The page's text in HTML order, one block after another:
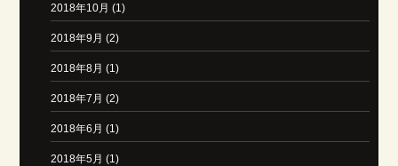
2018年10月 (1)
2018年9月 (2)
2018年8月 (1)
2018年7月 (2)
2018年6月 (1)
2018年5月 (1)